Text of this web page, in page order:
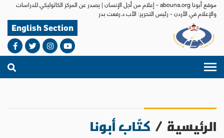
موقع أبونا abouna.org - إعلام من أجل الإنسان | يصدر عن المركز الكاثوليكي للدراسات
والإعلام في الأردن - رئيس التحرير: الأب د.رفعت بدر
English Section
الرئيسية / كتّاب أبونا